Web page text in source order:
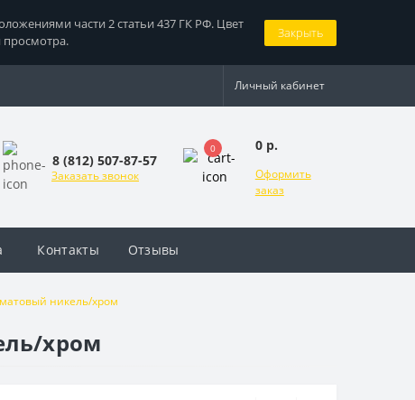
части 2 статьи 437 ГК РФ. Цвет
просмотра.
Закрыть
Личный кабинет
8 (812) 507-87-57
Заказать звонок
0 0 р.
Оформить
заказ
Контакты Отзывы
матовый никель/хром
хром